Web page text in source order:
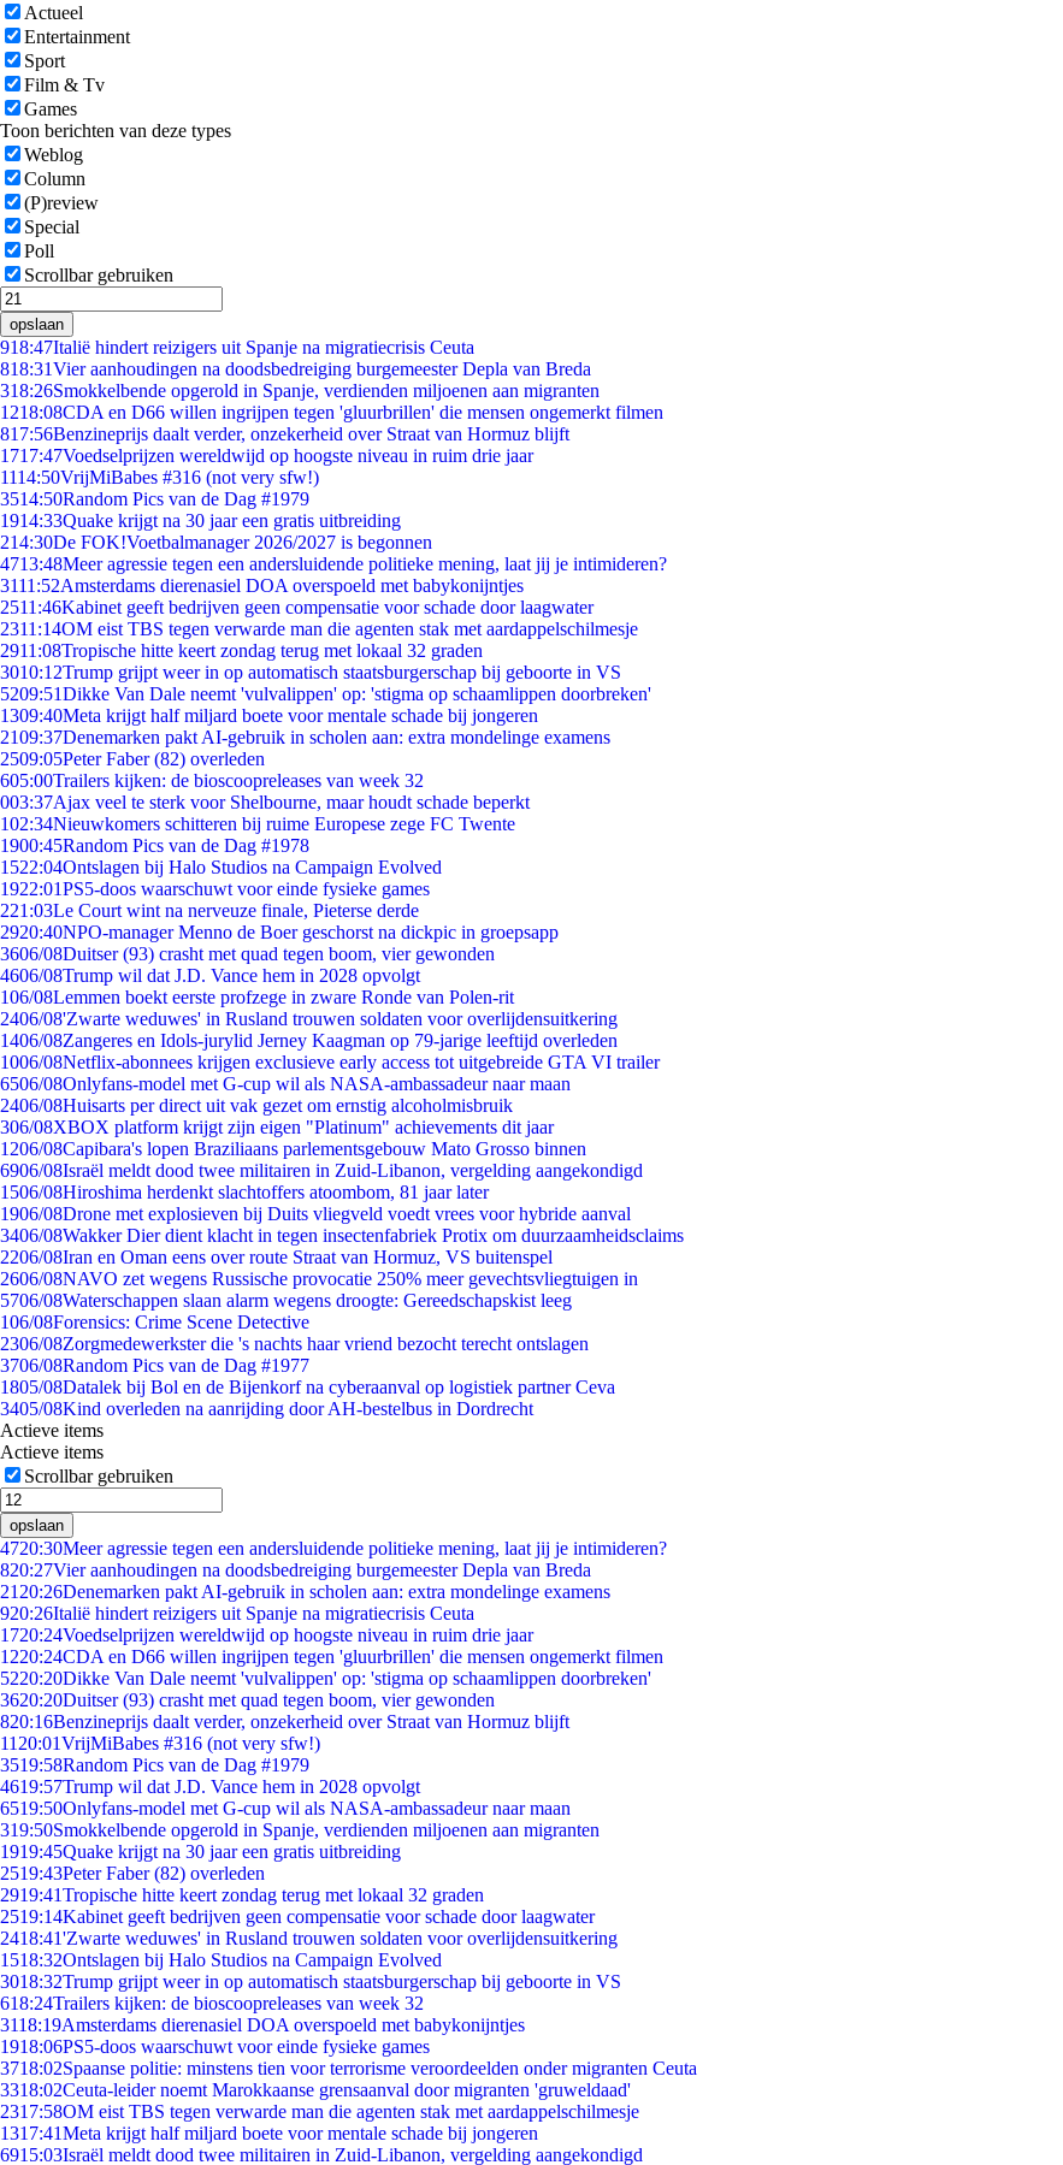
Actueel
Entertainment
Sport
Film & Tv
Games
Toon berichten van deze types
Weblog
Column
(P)review
Special
Poll
Scrollbar gebruiken
opslaan
918:47Italië hindert reizigers uit Spanje na migratiecrisis Ceuta
818:31Vier aanhoudingen na doodsbedreiging burgemeester Depla van Breda
318:26Smokkelbende opgerold in Spanje, verdienden miljoenen aan migranten
1218:08CDA en D66 willen ingrijpen tegen 'gluurbrillen' die mensen ongemerkt filmen
817:56Benzineprijs daalt verder, onzekerheid over Straat van Hormuz blijft
1717:47Voedselprijzen wereldwijd op hoogste niveau in ruim drie jaar
1114:50VrijMiBabes #316 (not very sfw!)
3514:50Random Pics van de Dag #1979
1914:33Quake krijgt na 30 jaar een gratis uitbreiding
214:30De FOK!Voetbalmanager 2026/2027 is begonnen
4713:48Meer agressie tegen een andersluidende politieke mening, laat jij je intimideren?
3111:52Amsterdams dierenasiel DOA overspoeld met babykonijntjes
2511:46Kabinet geeft bedrijven geen compensatie voor schade door laagwater
2311:14OM eist TBS tegen verwarde man die agenten stak met aardappelschilmesje
2911:08Tropische hitte keert zondag terug met lokaal 32 graden
3010:12Trump grijpt weer in op automatisch staatsburgerschap bij geboorte in VS
5209:51Dikke Van Dale neemt 'vulvalippen' op: 'stigma op schaamlippen doorbreken'
1309:40Meta krijgt half miljard boete voor mentale schade bij jongeren
2109:37Denemarken pakt AI-gebruik in scholen aan: extra mondelinge examens
2509:05Peter Faber (82) overleden
605:00Trailers kijken: de bioscoopreleases van week 32
003:37Ajax veel te sterk voor Shelbourne, maar houdt schade beperkt
102:34Nieuwkomers schitteren bij ruime Europese zege FC Twente
1900:45Random Pics van de Dag #1978
1522:04Ontslagen bij Halo Studios na Campaign Evolved
1922:01PS5-doos waarschuwt voor einde fysieke games
221:03Le Court wint na nerveuze finale, Pieterse derde
2920:40NPO-manager Menno de Boer geschorst na dickpic in groepsapp
3606/08Duitser (93) crasht met quad tegen boom, vier gewonden
4606/08Trump wil dat J.D. Vance hem in 2028 opvolgt
106/08Lemmen boekt eerste profzege in zware Ronde van Polen-rit
2406/08'Zwarte weduwes' in Rusland trouwen soldaten voor overlijdensuitkering
1406/08Zangeres en Idols-jurylid Jerney Kaagman op 79-jarige leeftijd overleden
1006/08Netflix-abonnees krijgen exclusieve early access tot uitgebreide GTA VI trailer
6506/08Onlyfans-model met G-cup wil als NASA-ambassadeur naar maan
2406/08Huisarts per direct uit vak gezet om ernstig alcoholmisbruik
306/08XBOX platform krijgt zijn eigen "Platinum" achievements dit jaar
1206/08Capibara's lopen Braziliaans parlementsgebouw Mato Grosso binnen
6906/08Israël meldt dood twee militairen in Zuid-Libanon, vergelding aangekondigd
1506/08Hiroshima herdenkt slachtoffers atoombom, 81 jaar later
1906/08Drone met explosieven bij Duits vliegveld voedt vrees voor hybride aanval
3406/08Wakker Dier dient klacht in tegen insectenfabriek Protix om duurzaamheidsclaims
2206/08Iran en Oman eens over route Straat van Hormuz, VS buitenspel
2606/08NAVO zet wegens Russische provocatie 250% meer gevechtsvliegtuigen in
5706/08Waterschappen slaan alarm wegens droogte: Gereedschapskist leeg
106/08Forensics: Crime Scene Detective
2306/08Zorgmedewerkster die 's nachts haar vriend bezocht terecht ontslagen
3706/08Random Pics van de Dag #1977
1805/08Datalek bij Bol en de Bijenkorf na cyberaanval op logistiek partner Ceva
3405/08Kind overleden na aanrijding door AH-bestelbus in Dordrecht
Actieve items
Actieve items
Scrollbar gebruiken
opslaan
4720:30Meer agressie tegen een andersluidende politieke mening, laat jij je intimideren?
820:27Vier aanhoudingen na doodsbedreiging burgemeester Depla van Breda
21 20:26Denemarken pakt AI-gebruik in scholen aan: extra mondelinge examens
920:26Italië hindert reizigers uit Spanje na migratiecrisis Ceuta
1720:24Voedselprijzen wereldwijd op hoogste niveau in ruim drie jaar
1220:24CDA en D66 willen ingrijpen tegen 'gluurbrillen' die mensen ongemerkt filmen
5220:20Dikke Van Dale neemt 'vulvalippen' op: 'stigma op schaamlippen doorbreken'
3620:20Duitser (93) crasht met quad tegen boom, vier gewonden
820:16Benzineprijs daalt verder, onzekerheid over Straat van Hormuz blijft
11 20:01VrijMiBabes #316 (not very sfw!)
3519:58Random Pics van de Dag #1979
4619:57Trump wil dat J.D. Vance hem in 2028 opvolgt
6519:50Onlyfans-model met G-cup wil als NASA-ambassadeur naar maan
319:50Smokkelbende opgerold in Spanje, verdienden miljoenen aan migranten
1919:45Quake krijgt na 30 jaar een gratis uitbreiding
2519:43Peter Faber (82) overleden
2919:41Tropische hitte keert zondag terug met lokaal 32 graden
2519:14Kabinet geeft bedrijven geen compensatie voor schade door laagwater
2418:41'Zwarte weduwes' in Rusland trouwen soldaten voor overlijdensuitkering
1518:32Ontslagen bij Halo Studios na Campaign Evolved
3018:32Trump grijpt weer in op automatisch staatsburgerschap bij geboorte in VS
618:24Trailers kijken: de bioscoopreleases van week 32
3118:19Amsterdams dierenasiel DOA overspoeld met babykonijntjes
1918:06PS5-doos waarschuwt voor einde fysieke games
3718:02Spaanse politie: minstens tien voor terrorisme veroordeelden onder migranten Ceuta
3318:02Ceuta-leider noemt Marokkaanse grensaanval door migranten 'gruweldaad'
2317:58OM eist TBS tegen verwarde man die agenten stak met aardappelschilmesje
1317:41Meta krijgt half miljard boete voor mentale schade bij jongeren
6915:03Israël meldt dood twee militairen in Zuid-Libanon, vergelding aangekondigd